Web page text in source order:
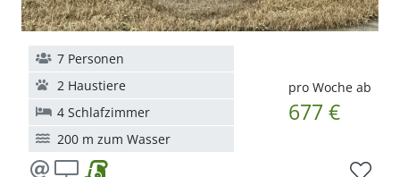
pro Woche ab
677 €
7 Personen
2 Haustiere
4 Schlafzimmer
200 m zum Wasser